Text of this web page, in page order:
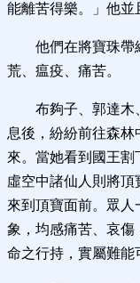
能離苦得樂。」他並
他們在將寶珠帶
荒、瘟疫、痛苦。
布夠子、郭達木
息後，紛紛前往森林
來。當她看到國王割
虛空中諸仙人則將
來到頂寶面前。眾人
象，均感痛苦、哀傷
命之行持，實屬難能